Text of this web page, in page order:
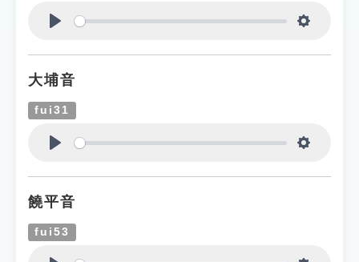
大埔音
fui31
饒平音
fui53